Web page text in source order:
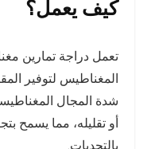
كيف يعمل؟
تعمل دراجة تمارين
المغناطيس لتوفير
شدة المجال
أو تقليله، مما يسمح
بالتحديات.